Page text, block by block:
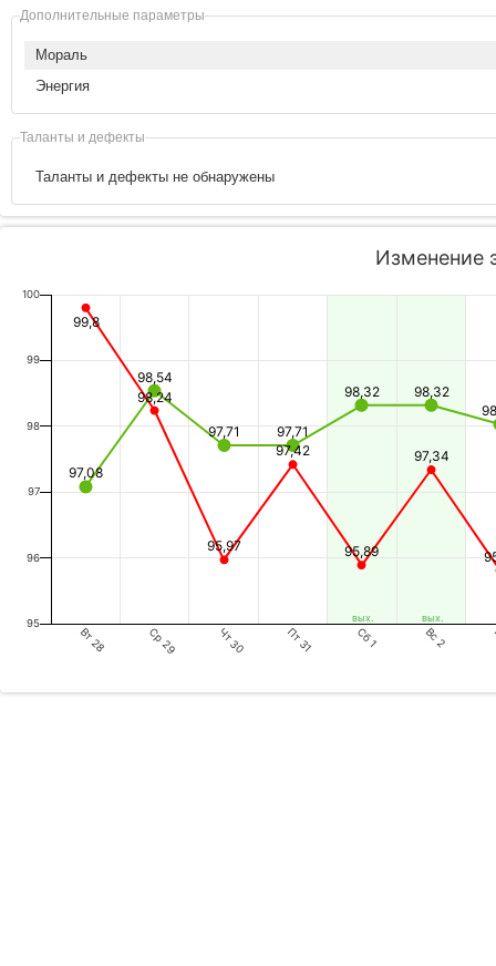
Дополнительные параметры
Мораль
Энергия
Таланты и дефекты
Таланты и дефекты не обнаружены
вых. вых.
Изменение
97,08
98,54
97,71 97,71
98,32
98,32
99,8
98,24
95,97
97,42
95,89
97,34
Вт 28 Ср 29 Чт 30 Пт 31 Сб 1 Вс 2
95
96
97
98
99
100